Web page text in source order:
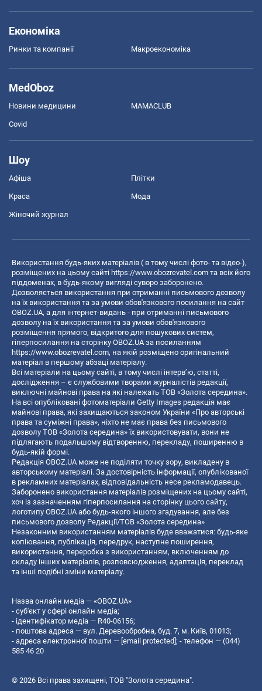
Економіка
Ринки та компанії Макроекономіка
MedOboz
Новини медицини MAMACLUB
Covid
Шоу
Афіша Плітки
Краса Мода
Жіночий журнал
Використання будь-яких матеріалів ( в тому числі фото- та відео-),
розміщених на цьому сайті https://www.obozrevatel.com та всіх його
піддоменах, в будь-якому вигляді суворо заборонено.
Дозволяється використання при отриманні письмового дозволу
на їх використання та за умови обов'язкового посилання на сайт
OBOZ.UA, а для інтернет-видань - при отриманні письмового
дозволу на їх використання та за умови обов'язкового
розміщення прямого, відкритого для пошукових систем,
гіперпосилання на сторінку OBOZ.UA за посиланням
https://www.obozrevatel.com, на якій розміщено оригінальний
матеріал в першому абзаці матеріалу.
Всі матеріали на цьому сайті, в тому числі інтерв’ю, статті,
дослідження – є службовими творами журналістів редакції,
виключні майнові права на які належать ТОВ «Золота середина».
На всі опубліковані фотоматеріали Getty Images редакція має
майнові права, які захищаються законом України «Про авторські
права та суміжні права», ніхто не має права без письмового
дозволу ТОВ «Золота середина» їх використовувати, вони не
підлягають подальшому відтворенню, перекладу, поширенню в
будь-якій формі.
Редакція OBOZ.UA може не поділяти точку зору, викладену в
авторському матеріалі. За достовірність інформації, опублікованої
в рекламних матеріалах, відповідальність несе рекламодавець.
Заборонено використання матеріалів розміщених на цьому сайті,
хоч із зазначенням гіперпосилання на сторінку цього сайту,
логотипу OBOZ.UA або будь-якого іншого згадування, але без
письмового дозволу Редакції/ТОВ «Золота середина»
Незаконним використанням матеріалів буде вважатися: будь-яке
копiювання, публiкацiя, передрук, наступне поширення,
використання, переробка з використанням, включенням до
складу інших матеріалів, розповсюдження, адаптація, переклад
та інші подібні зміни матеріалу.
Назва онлайн медіа — «OBOZ.UA»
- суб'єкт у сфері онлайн медіа;
- ідентифікатор медіа — R40-06156;
- поштова адреса — вул. Деревообробна, буд. 7, м. Київ, 01013;
- адреса електронної пошти — [email protected]; - телефон — (044)
585 46 20
© 2026 Всі права захищені, ТОВ "Золота середина".